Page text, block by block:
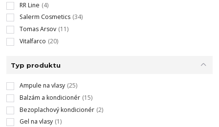
RR Line (4)
Salerm Cosmetics (34)
Tomas Arsov (11)
Vitalfarco (20)
Typ produktu
Ampule na vlasy (25)
Balzám a kondicionér (15)
Bezoplachový kondicionér (2)
Gel na vlasy (1)